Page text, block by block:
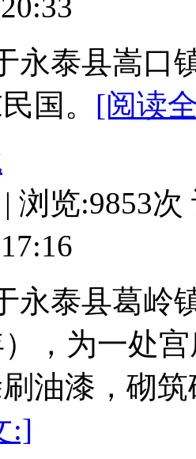
永泰县嵩口
国。 [阅读
浏览:9853次
永泰县葛岭
），为一处
油漆，砌
:]